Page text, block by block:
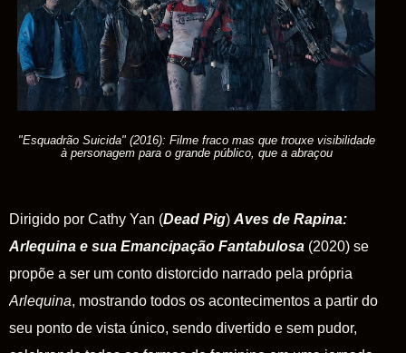
"Esquadrão Suicida" (2016): Filme fraco mas que trouxe visibilidade
à personagem para o grande público, que a abraçou
Dirigido por Cathy Yan (Dead Pig) Aves de Rapina:
Arlequina e sua Emancipação Fantabulosa (2020) se
propõe a ser um conto distorcido narrado pela própria
Arlequina, mostrando todos os acontecimentos a partir do
seu ponto de vista único, sendo divertido e sem pudor,